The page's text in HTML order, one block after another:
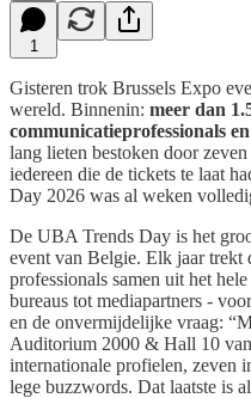
1
Gisteren trok Brussels Expo
wereld. Binnenin: meer dan
communicatieprofessionals
lang lieten bestoken door
iedereen die de tickets te laat
Day 2026 was al weken
De UBA Trends Day is het
event van Belgie. Elk jaar trekt
professionals samen uit het
bureaus tot mediapartners -
en de onvermijdelijke vraag:
Auditorium 2000 & Hall 10
internationale profielen, zeven
lege buzzwords. Dat laatste is